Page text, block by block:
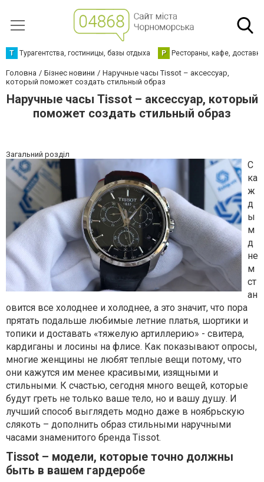
Т Турагентства, гостиницы, базы отдыха Р Рестораны, кафе,
Головна Бізнес новини
Наручные часы Tissot – аксессуар,
который поможет создать стильный образ
Наручные часы Tissot – аксессуар, который
поможет создать стильный образ
Загальний розділ
С
ка
ж
д
ы
м
д
не
м
ст
ан
овится все холоднее и холоднее, а это значит, что пора
прятать подальше любимые летние платья, шортики и
топики и доставать «тяжелую артиллерию» - свитера,
кардиганы и лосины на флисе. Как показывают опросы,
многие женщины не любят теплые вещи потому, что
они кажутся им менее красивыми, изящными и
стильными. К счастью, сегодня много вещей, которые
будут греть не только ваше тело, но и вашу душу. И
лучший способ выглядеть модно даже в ноябрьскую
слякоть – дополнить образ стильными наручными
часами знаменитого бренда Tissot.
Tissot – модели, которые точно должны
быть в вашем гардеробе